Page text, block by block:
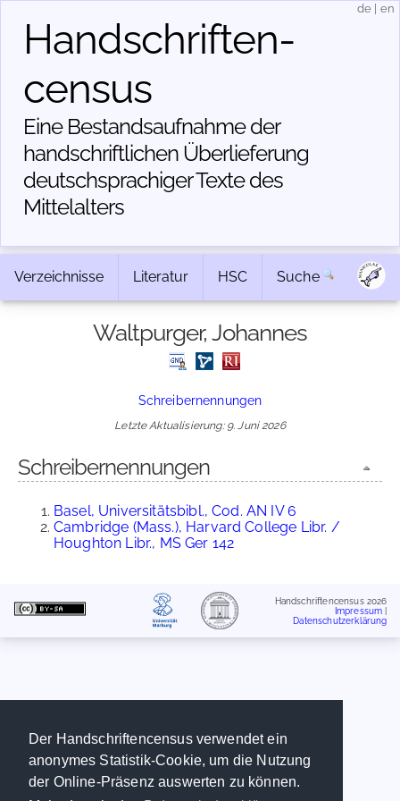
Der Handschriftencensus verwendet ein
anonymes Statistik-Cookie, um die Nutzung
der Online-Präsenz auswerten zu können.
Handschriften­
census
Eine Bestandsaufnahme der
handschriftlichen Über­lieferung
deutschsprachiger Texte des
Mittelalters
de en
Verzeichnisse Literatur HSC Suche
Waltpurger, Johannes
Schreibernennungen
Letzte Aktualisierung: 9. Juni 2026
Schreibernennungen
Basel, Universitätsbibl., Cod. AN IV 6
Cambridge (Mass.), Harvard College Libr. /
Houghton Libr., MS Ger 142
Handschriftencensus 2026
Impressum
Datenschutzerklärung